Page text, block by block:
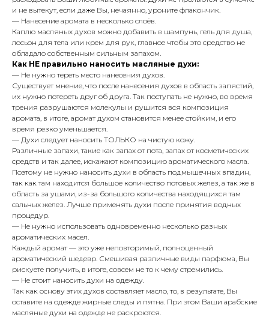
и не вытекут, если даже Вы, нечаянно, уроните флакончик.
— Нанесение аромата в несколько слоёв.
Каплю масляных духов можно добавить в шампунь, гель для душа,
лосьон для тела или крем для рук, главное чтобы это средство не
обладало собственным сильным запахом.
Как НЕ правильно наносить масляные духи:
— Не нужно тереть место нанесения духов.
Существует мнение, что после нанесения духов в область запястий,
их нужно потереть друг об друга. Так поступать не нужно, во время
трения разрушаются молекулы и рушится вся композиция
аромата, в итоге, аромат духом становится менее стойким, и его
время резко уменьшается.
— Духи следует наносить ТОЛЬКО на чистую кожу.
Различные запахи, такие как запах от пота, запах от косметических
средств и так далее, искажают композицию ароматического масла.
Поэтому не нужно наносить духи в область подмышечных впадин,
так как там находится большое количество потовых желез, а так же в
область за ушами, из-за большого количества находящихся там
сальных желез. Лучше применять духи после принятия водных
процедур.
— Не нужно использовать одновременно несколько разных
ароматических масел.
Каждый аромат — это уже неповторимый, полноценный
ароматический шедевр. Смешивая различные виды парфюма, Вы
рискуете получить, в итоге, совсем не то к чему стремились.
— Не стоит наносить духи на одежду.
Так как основу этих духов составляет масло, то, в результате, Вы
оставите на одежде жирные следы и пятна. При этом Ваши арабские
масляные духи на одежде не раскроются.